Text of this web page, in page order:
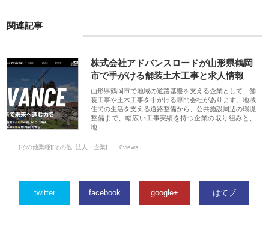
関連記事
株式会社アドバンスロードが山形県鶴岡
市で手がける舗装土木工事と求人情報
山形県鶴岡市で地域の道路基盤を支える企業として、舗
装工事や土木工事を手がける専門会社があります。地域
住民の生活を支える道路整備から、公共施設周辺の環境
整備まで、幅広い工事実績を持つ企業の取り組みと、
地…
[その他業種][その他_法人・企業] 0views
twitter facebook google+ はてブ